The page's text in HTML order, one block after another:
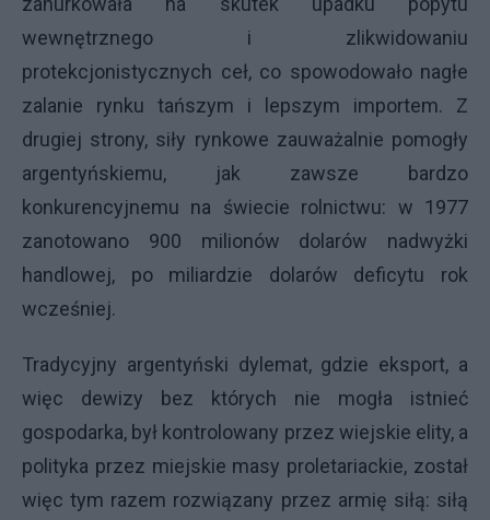
wewnętrznego i zlikwidowaniu
protekcjonistycznych ceł, co spowodowało nagłe
zalanie rynku tańszym i lepszym importem. Z
drugiej strony, siły rynkowe zauważalnie pomogły
argentyńskiemu, jak zawsze bardzo
konkurencyjnemu na świecie rolnictwu: w 1977
zanotowano 900 milionów dolarów nadwyżki
handlowej, po miliardzie dolarów deficytu rok
wcześniej.
Tradycyjny argentyński dylemat, gdzie eksport, a
więc dewizy bez których nie mogła istnieć
gospodarka, był kontrolowany przez wiejskie elity, a
polityka przez miejskie masy proletariackie, został
więc tym razem rozwiązany przez armię siłą: siłą